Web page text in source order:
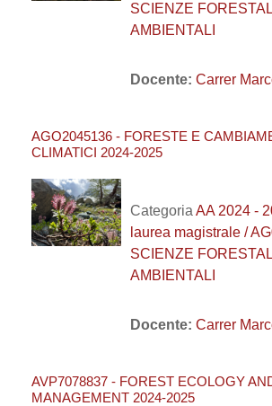
SCIENZE
AMBIENTALI
Docente: Carrer
AGO2045136 - FORESTE E
CLIMATICI 2024-2025
Categoria AA 2024 -
laurea magistrale /
SCIENZE
AMBIENTALI
Docente: Carrer
AVP7078837 - FOREST ECOLOGY
MANAGEMENT 2024-2025